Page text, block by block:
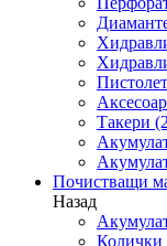
Такери
Почистващи
Назад
Колички